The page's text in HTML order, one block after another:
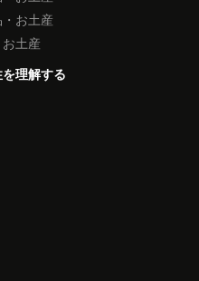
お土産
土産
理解する